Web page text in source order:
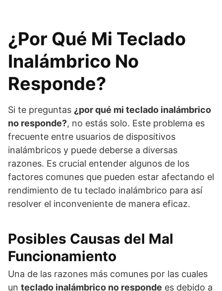
¿Por Qué Mi Teclado
Inalámbrico No
Responde?
Si te preguntas ¿por qué mi teclado inalámbrico
no responde?, no estás solo. Este problema es
frecuente entre usuarios de dispositivos
inalámbricos y puede deberse a diversas
razones. Es crucial entender algunos de los
factores comunes que pueden estar afectando el
rendimiento de tu teclado inalámbrico para así
resolver el inconveniente de manera eficaz.
Posibles Causas del Mal
Funcionamiento
Una de las razones más comunes por las cuales
un teclado inalámbrico no responde es debido a